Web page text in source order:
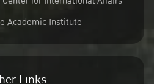
Academic Institute
Links